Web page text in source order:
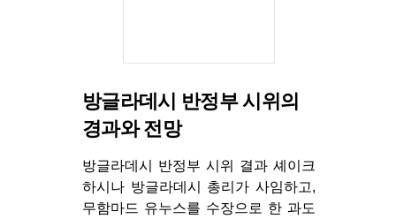
방글라데시 반정부 시위의
경과와 전망
방글라데시 반정부 시위 결과 셰이크
하시나 방글라데시 총리가 사임하고,
무함마드 유누스를 수장으로 한 과도